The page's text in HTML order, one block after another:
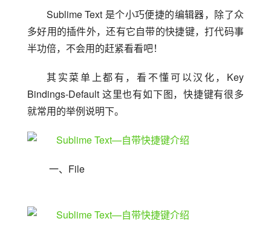
Sublime Text 是个小巧便捷的编辑器，除了众
多好用的插件外，还有它自带的快捷键，打代码事
半功倍，不会用的赶紧看看吧！
其实菜单上都有，看不懂可以汉化，Key
Bindings-Default 这里也有如下图，快捷键有很多
就常用的举例说明下。
一、File